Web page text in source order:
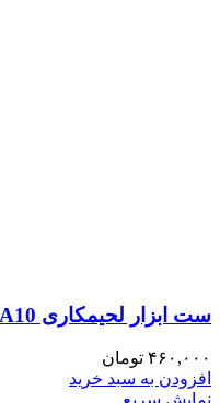
ست ابزار لحیمکاری SA10
۴۶۰,۰۰۰ تومان
افزودن به سبد خرید